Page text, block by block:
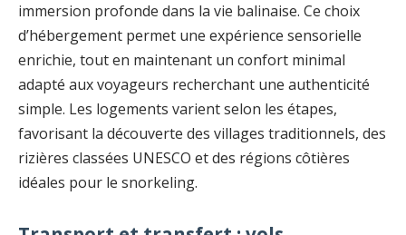
immersion profonde dans la vie balinaise. Ce choix
d’hébergement permet une expérience sensorielle
enrichie, tout en maintenant un confort minimal
adapté aux voyageurs recherchant une authenticité
simple. Les logements varient selon les étapes,
favorisant la découverte des villages traditionnels, des
rizières classées UNESCO et des régions côtières
idéales pour le snorkeling.